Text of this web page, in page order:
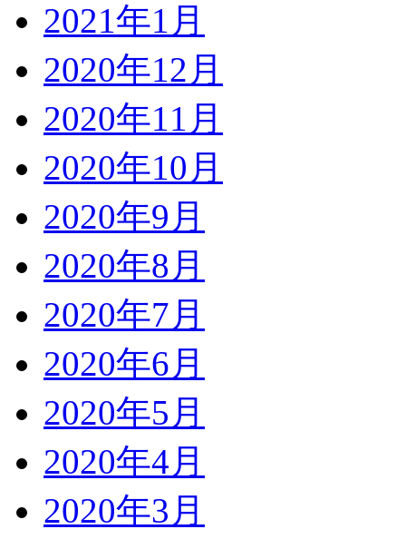
2021年1月
2020年12月
2020年11月
2020年10月
2020年9月
2020年8月
2020年7月
2020年6月
2020年5月
2020年4月
2020年3月